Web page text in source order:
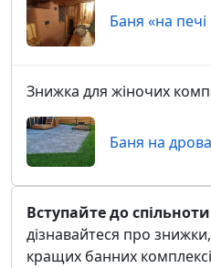
Баня «на
Знижка для жіночих
Баня на
Вступайте до
дізнавайтеся про знижки,
кращих банних